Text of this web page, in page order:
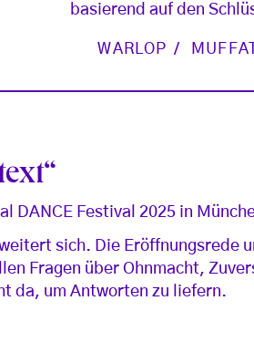
basierend auf den
WARLOP
DANCE Festival 2025 in
sich. Die Eröffnungsrede
Fragen über Ohnmacht,
da, um Antworten zu liefern.